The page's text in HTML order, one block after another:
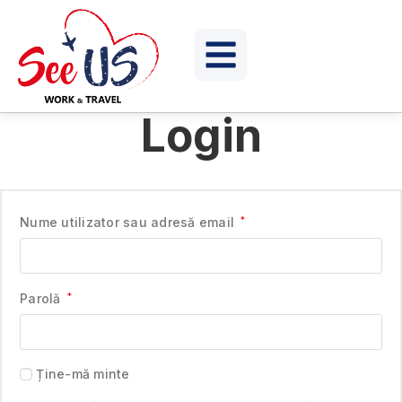
Login
Nume utilizator sau adresă email *
Parolă *
Ține-mă minte